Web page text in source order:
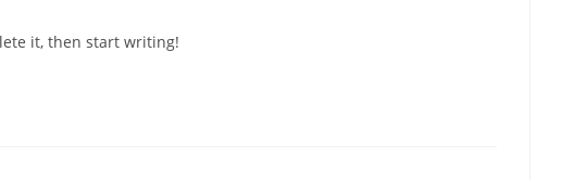
it, then start writing!